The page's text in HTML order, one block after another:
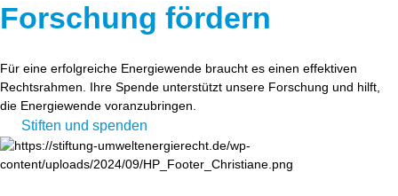
Forschung fördern
Für eine erfolgreiche Energiewende braucht es einen effektiven
Rechtsrahmen. Ihre Spende unterstützt unsere Forschung und hilft,
die Energiewende voranzubringen.
Stiften und spenden